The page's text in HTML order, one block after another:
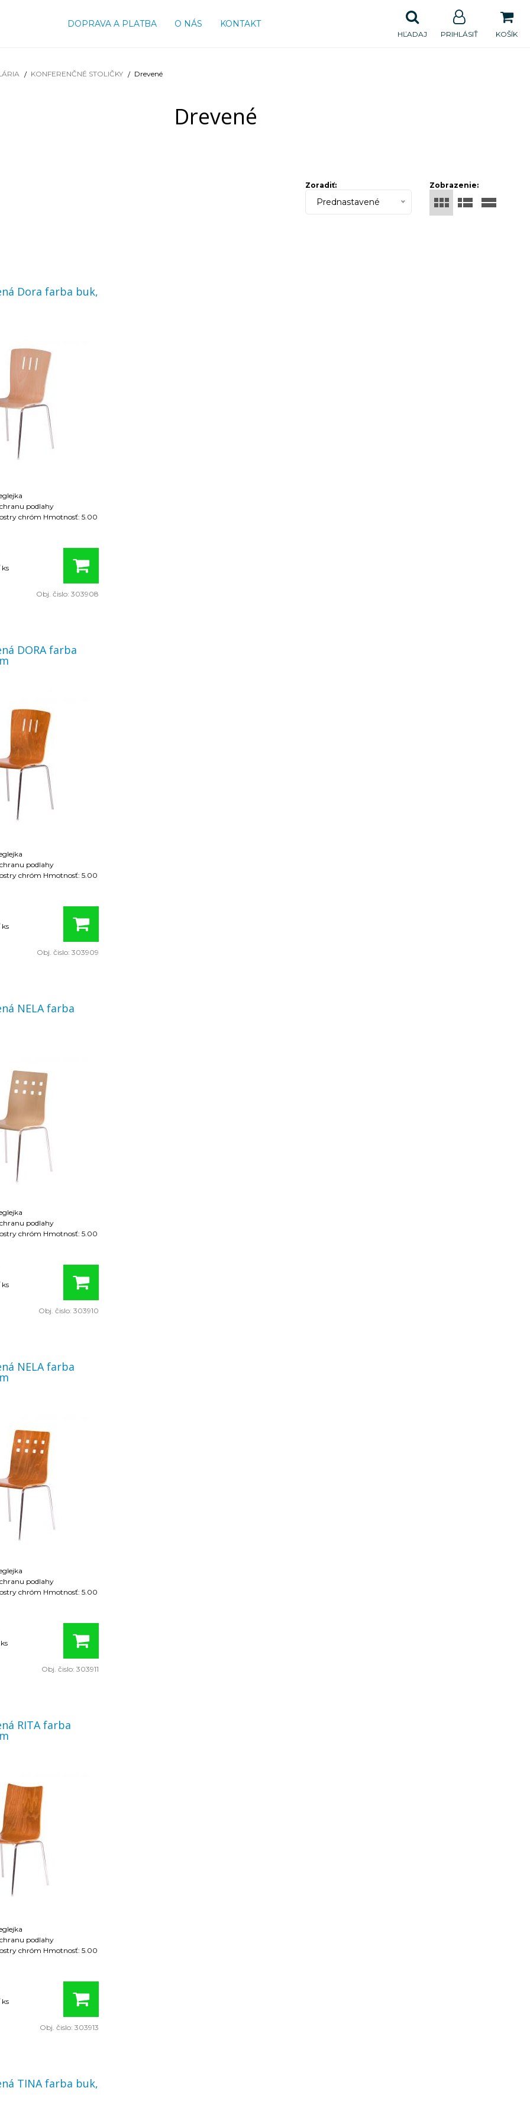
DOPRAVA A PLATBA O NÁS KONTAKT
KOŠÍK
PRIHLÁSIŤ
HĽADAJ
KONFERENČNÉ STOLIČKY Drevené
Drevené
Zobrazenie:
Zoradiť:
Prednastavené
Dora farba buk,
podlahy
Hmotnosť: 5.00
ks
Obj. čislo: 303908
farba
podlahy
Hmotnosť: 5.00
ks
Obj. čislo: 303909
farba
podlahy
Hmotnosť: 5.00
ks
Obj. čislo: 303910
farba
podlahy
Hmotnosť: 5.00
Obj. čislo: 303911
farba
podlahy
Hmotnosť: 5.00
ks
Obj. čislo: 303913
farba buk,